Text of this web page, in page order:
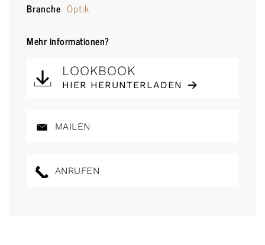
Branche Optik
Mehr informationen?
LOOKBOOK
HIER HERUNTERLADEN
MAILEN
ANRUFEN